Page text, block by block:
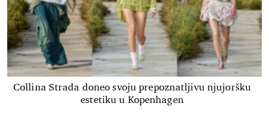
Collina Strada doneo svoju prepoznatljivu njujoršku
estetiku u Kopenhagen